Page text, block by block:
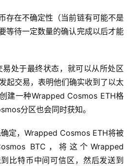
存在不确定性（当前链有可能不是
等待一定数量的确认完成以后才能
处于最终状态，就可以从所处区
起交易，表明他们确实收到了以太
建一种Wrapped Cosmos ETH格
分区也会同时获知。
定，Wrapped Cosmos ETH将被
BTC，将这个Wrapped
比特币中间可信区，然后发送到